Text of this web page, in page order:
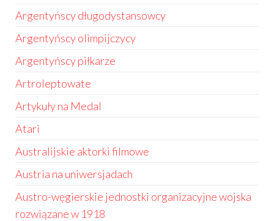
Argentyńscy długodystansowcy
Argentyńscy olimpijczycy
Argentyńscy piłkarze
Artroleptowate
Artykuły na Medal
Atari
Australijskie aktorki filmowe
Austria na uniwersjadach
Austro-węgierskie jednostki organizacyjne wojska
rozwiązane w 1918